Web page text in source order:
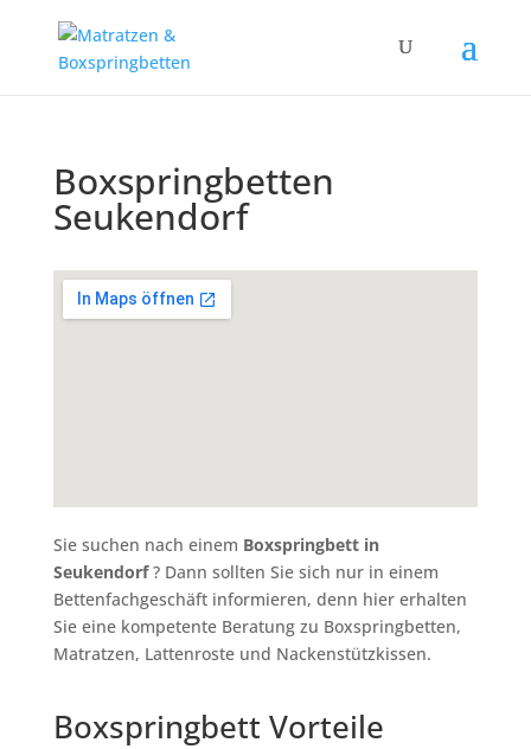
Boxspringbetten
Seukendorf
Sie suchen nach einem Boxspringbett in
Seukendorf? Dann sollten Sie sich nur in einem
Bettenfachgeschäft informieren, denn hier erhalten
Sie eine kompetente Beratung zu Boxspringbetten,
Matratzen, Lattenroste und Nackenstützkissen.
Boxspringbett Vorteile